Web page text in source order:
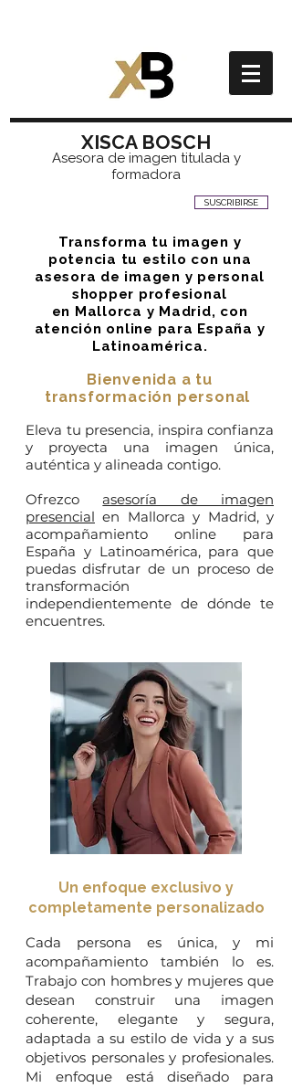
XISCA BOSCH
Asesora de imagen titulada y
formadora
SUSCRIBIRSE
Transforma tu imagen y
potencia tu estilo con una
asesora de imagen y personal
shopper profesional
en Mallorca y Madrid, con
atención online para España y
Latinoamérica.
Bienvenida a tu
transformación personal
Eleva tu presencia, inspira confianza
y proyecta una imagen única,
auténtica y alineada contigo.
Ofrezcoasesoría de imagen
presencial en Mallorca y Madrid, y
acompañamiento online para
España y Latinoamérica, para que
puedas disfrutar de un proceso de
transformación
independientemente de dónde te
encuentres.
Un enfoque exclusivo y
completamente personalizado
Cada persona es única, y mi
acompañamiento también lo es.
Trabajo con hombres y mujeres que
desean construir una imagen
coherente, elegante y segura,
adaptada a su estilo de vida y a sus
objetivos personales y profesionales.
Mi enfoque está diseñado para